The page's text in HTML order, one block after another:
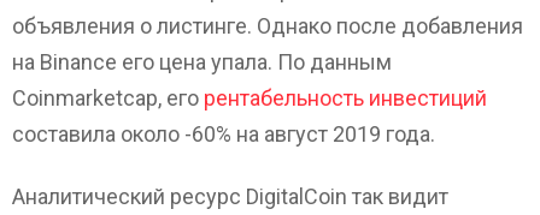
объявления о листинге. Однако после добавления
на Binance его цена упала. По данным
Coinmarketcap, его рентабельность инвестиций
составила около -60% на август 2019 года.
Аналитический ресурс DigitalCoin так видит